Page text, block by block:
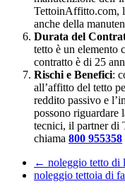
TettoinAffitto.com,
anche della
Durata del
tetto è un elemento
contratto è di 25
Rischi e Benefici:
all’affitto del tetto
reddito passivo e
possono riguardare
tecnici, il partner di
chiama 800 955358
← noleggio tetto di
noleggio tettoia di